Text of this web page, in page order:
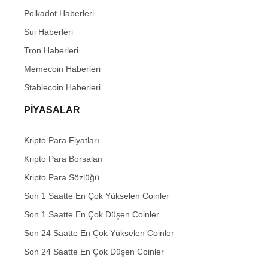
Polkadot Haberleri
Sui Haberleri
Tron Haberleri
Memecoin Haberleri
Stablecoin Haberleri
PIYASALAR
Kripto Para Fiyatları
Kripto Para Borsaları
Kripto Para Sözlüğü
Son 1 Saatte En Çok Yükselen Coinler
Son 1 Saatte En Çok Düşen Coinler
Son 24 Saatte En Çok Yükselen Coinler
Son 24 Saatte En Çok Düşen Coinler